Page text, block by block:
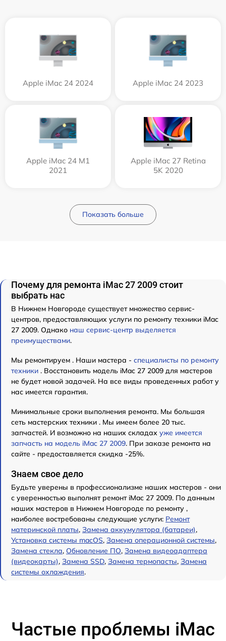
Apple iMac 24 2024 Apple iMac 24 2023
Apple iMac 24 M1
2021
Apple iMac 27 Retina
5K 2020
Показать больше
Почему для ремонта iMac 27 2009 стоит
выбрать нас
В Нижнем Новгороде существует множество сервис-
центров, предоставляющих услуги по ремонту техники iMac
27 2009. Однако наш сервис-центр выделяется
преимуществами.
Мы ремонтируем . Наши мастера - специалисты по ремонту
техники . Восстановить модель iMac 27 2009 для мастеров
не будет новой задачей. На все виды проведенных работ у
нас имеется гарантия.
Минимальные сроки выполнения ремонта. Мы большая
сеть мастерских техники . Мы имеем более 20 тыс.
запчастей. И возможно на наших складах уже имеется
запчасть на модель iMac 27 2009. При заказе ремонта на
сайте - предоставляется скидка -25%.
Знаем свое дело
Будьте уверены в профессионализме наших мастеров - они
с уверенностью выполнят ремонт iMac 27 2009. По данным
наших мастеров в Нижнем Новгороде по ремонту ,
наиболее востребованы следующие услуги: Ремонт
материнской платы, Замена аккумулятора (батареи),
Установка системы macOS, Замена операционной системы,
Замена стекла, Обновление ПО, Замена видеоадаптера
(видеокарты), Замена SSD, Замена термопасты, Замена
системы охлаждения.
Частые проблемы iMac